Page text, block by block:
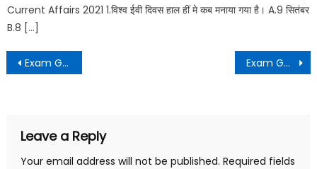
Current Affairs 2021 1.विश्व ईवी दिवस हाल हीं मे कब मनाया गया है। A.9 सितंबर
B.8 […]
Exam Guide Daily Dose – 69 Exam Guide Daily Dose – 70
Leave a Reply
Your email address will not be published. Required fields